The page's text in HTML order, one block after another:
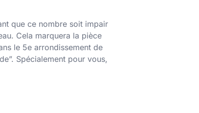
que ce nombre soit impair
Cela marquera la pièce
le 5e arrondissement de
Spécialement pour vous,